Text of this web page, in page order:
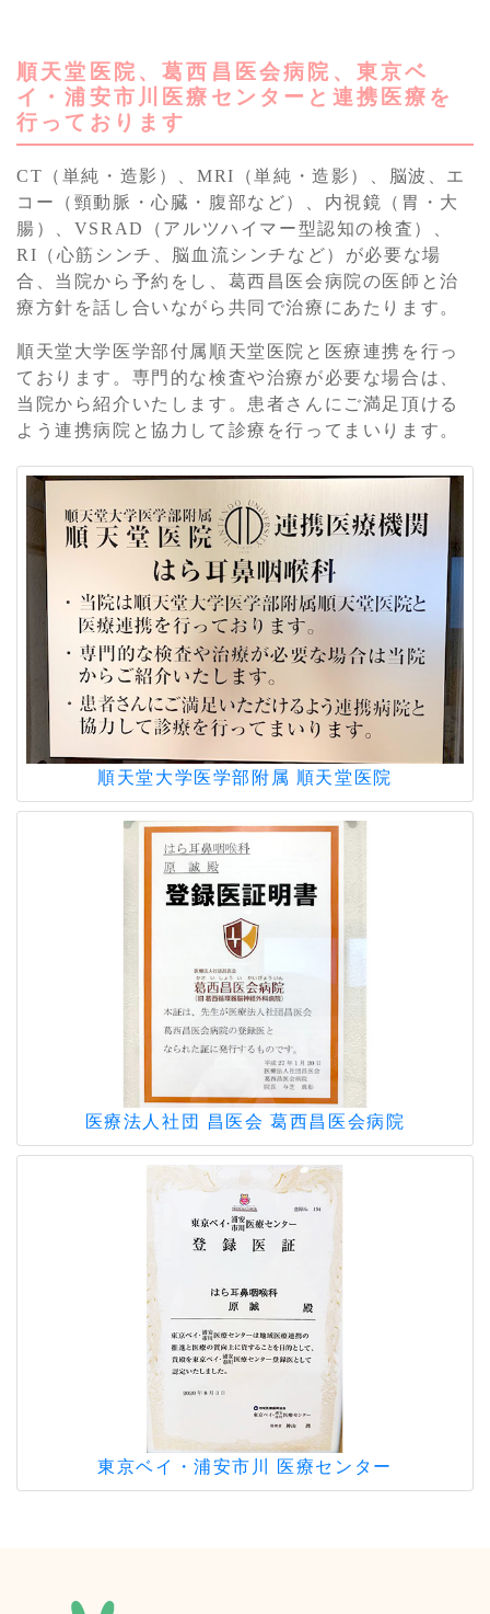
4月から医師2名体制での診療時間帯が増
えます。
火曜日・水曜日の午後診療が2名体制とな
ります。
午後診療のご予約は比較的お取り頂きやす
くなります。
快適な診療を受けて頂ける環境を整える
為、スタッフ一丸となり様々な取り組みを
行っています。
できるよう尽力致します。
2023.07.20
9月1日(金)からの夜間診療時間のお知
水曜日と金曜日の夜間診療時間を
20:00～21:30から
19:30～21:00まで
に変更となります。何卒よろしくお願いい
たします。
2023.04.21
5月9日からの診療時間変更について
午前 9:00～12:00
午後 15:00～18:00
土曜午後と夜診は変更なし
≫詳細はこちら
2023.03.15
順番予約の呼び出し通知について
メールアドレスとLINEにて行っておりま
すので、メールアドレスの登録か、LINE
登録のできてない患者様は院内にて登録を
お願い致します。
お願い致します。
マスク着用について
マスクの着用につきまして個人の判断にゆ
だねることになりましたが、
厚生労働省は医療機関を受診する際はマス
クの着用を推奨しております。引き続きマ
スクを着用してご来院頂きます様お願い致
ご協力をお願い致します。
順天堂医院、葛西昌医会病院、東京ベ
イ・浦安市川医療センターと連携医療を
行っております
CT（単純・造影）、MRI（単純・造影）、脳波、エ
コー（頸動脈・心臓・腹部など）、内視鏡（胃・大
腸）、VSRAD（アルツハイマー型認知の検査）、
RI（心筋シンチ、脳血流シンチなど）が必要な場
合、当院から予約をし、葛西昌医会病院の医師と治
療方針を話し合いながら共同で治療にあたります。
順天堂大学医学部付属順天堂医院と医療連携を行っ
ております。専門的な検査や治療が必要な場合は、
当院から紹介いたします。患者さんにご満足頂ける
よう連携病院と協力して診療を行ってまいります。
順天堂大学医学部附属 順天堂医院
医療法人社団 昌医会葛西昌医会病院
東京ベイ・浦安市川 医療センター